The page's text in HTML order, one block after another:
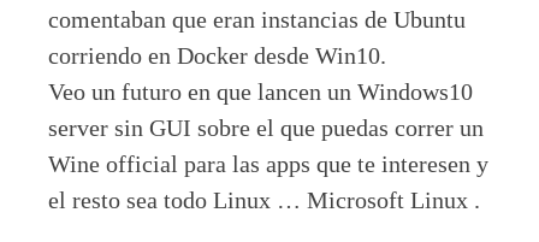
comentaban que eran instancias de Ubuntu
corriendo en Docker desde Win10.
Veo un futuro en que lancen un Windows10
server sin GUI sobre el que puedas correr un
Wine official para las apps que te interesen y
el resto sea todo Linux … Microsoft Linux .